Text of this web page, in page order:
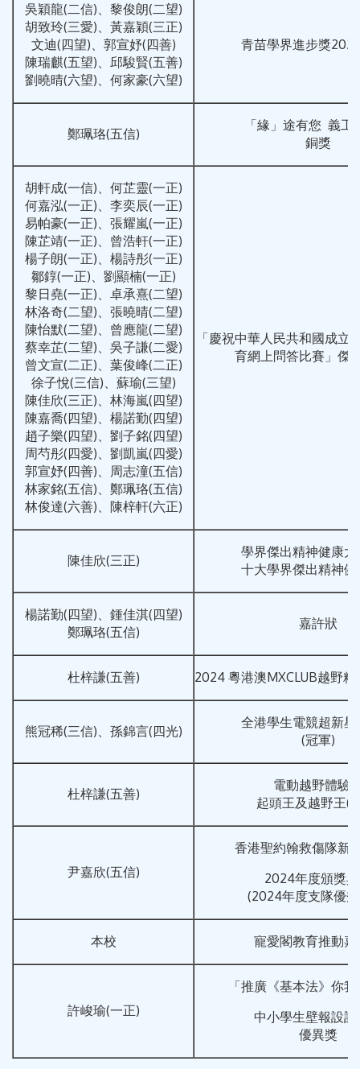
吳穎龍(二信)、黎俊朗(二望)
胡致玲(三愛)、黃嘉穎(三正)
文迪(四望)、郭宣妤(四善)
陳瑞麒(五望)、邱駿賢(五善)
劉曉晴(六望)、何家豪(六望)
青苗學界進步獎
鄭珮珞(五信)
「緣」途有您 義工
銅獎
胡軒成(一信)、何芷靈(一正)
何嘉泓(一正)、李奕辰(一正)
易帕豪(一正)、張耀嵐(一正)
陳芷靖(一正)、曾浩軒(一正)
楊子朗(一正)、楊詩彤(一正)
鄒錞(一正)、劉顯楠(一正)
黎日堯(一正)、卓承熹(二望)
林洛奇(二望)、張曉晴(二望)
陳怡默(二望)、曾應龍(二望)
蔡幸芷(二望)、吳子謙(二愛)
曾文宣(二正)、葉俊峰(二正)
徐子悅(三信)、蘇瑜(三望)
陳佳欣(三正)、林海嵐(四望)
陳嘉喬(四望)、楊諾勤(四望)
趙子樂(四望)、劉子銘(四望)
周芍彤(四愛)、劉凱嵐(四愛)
郭宣妤(四善)、周志潼(五信)
林家銘(五信)、鄭珮珞(五信)
林俊達(六善)、陳梓軒(六正)
「慶祝中華人民共和國成立
育網上問答比賽」傑
陳佳欣(三正)
學界傑出精神健康大
十大學界傑出精神健
楊諾勤(四望)、鍾佳淇(四望)
鄭珮珞(五信)
嘉許狀
杜梓謙(五善) 2024 粵港澳MXCLUB越野
熊冠稀(三信)、孫錦言(四光)
全港學生電競超新星
(冠軍)
杜梓謙(五善)
電動越野體驗
起頭王及越野王(
尹嘉欣(五信)
香港聖約翰救傷隊新
2024年度頒獎
(2024年度支隊優
本校 寵愛閣教育推動嘉
許峻瑜(一正)
「推廣《基本法》你
中小學生壁報設計
優異獎